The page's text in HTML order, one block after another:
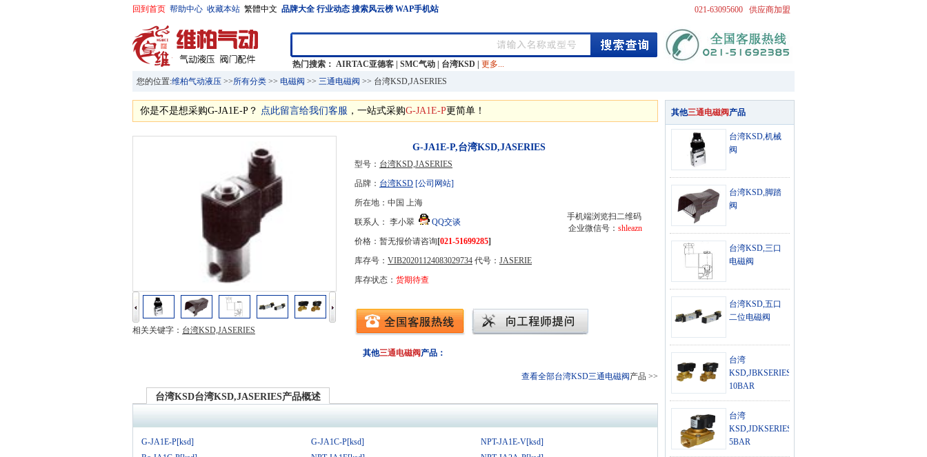
回到首页 帮助中心 收藏本站 繁體中文 品牌大全 行业动态 搜索风云榜 WAP手机站 供应商加盟
021-63095600
热门搜索： AIRTAC亚德客 SMC气动 台湾KSD
更多...
您的位置:维柏气动液压 >>所有分类 >> 电磁阀 >> 三通电磁阀 >> 台湾KSD,JASERIES
你是不是想采购G-JA1E-P？ 点此留言给我们客服 ，一站式采购G-JA1E-P更简单！
相关关键字： 台湾KSD,JASERIES
G-JA1E-P,台湾KSD,JASERIES
型号： 台湾KSD,JASERIES
品牌： 台湾KSD [公司网站]
所在地：中国 上海
联系人： 李小翠
QQ交谈
价格：暂无报价请咨询 [021-51699285]
库存号： VIB20201124083029734 代号： JASERIE
库存状态： 货期待查
手机端浏览扫二维码
企业微信号： shleazn
其他三通电磁阀 产品：
查看全部台湾KSD三通电磁阀产品 >>
台湾KSD台湾KSD,JASERIES产品概述
G-JA1E-P[ksd] G-JA1C-P[ksd]
NPT-JA1E-V[ksd]
其他三通电磁阀 产品
台湾KSD,机械
阀
台湾KSD,脚踏
阀
台湾KSD,三口
电磁阀
台湾KSD,五口
二位电磁阀
台湾
KSD,JBKSERIES0.5-
10BAR
台湾
KSD,JDKSERIES0-
5BAR